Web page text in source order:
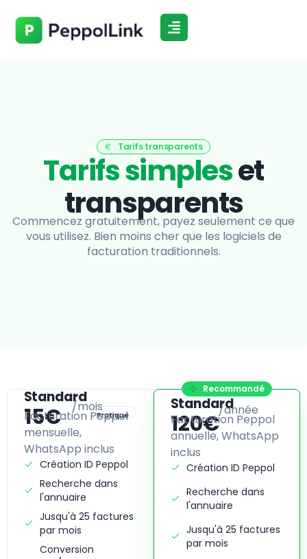
contenu
Tarifs transparents
Tarifs simpleset
transparents
Commencez gratuitement, payez seulement ce que
vous utilisez. Bien moins cher que les logiciels de
facturation traditionnels.
Pratique
Standard
15€ /mois
Facturation Peppol
mensuelle,
WhatsApp inclus
Création ID Peppol
Recherche dans
l'annuaire
Jusqu'à 25 factures
par mois
Conversion
Recommandé
Standard
120€/année
Facturation Peppol
annuelle, WhatsApp
inclus
Création ID Peppol
Recherche dans
l'annuaire
Jusqu'à 25 factures
par mois